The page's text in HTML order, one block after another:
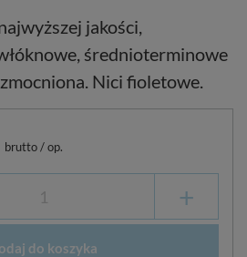
jakości,
średnioterminowe
Nici fioletowe.
brutto/op.
+
do koszyka